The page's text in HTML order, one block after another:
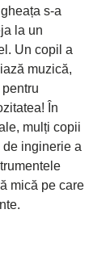
s-a
la un
Un copil a
muzică,
În
mulți copii
de inginerie a
mică pe care